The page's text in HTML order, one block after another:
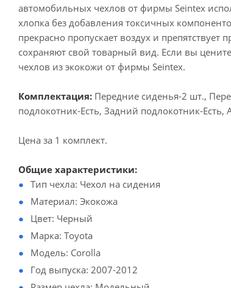
автомобильных чехлов от фирмы Seintex
хлопка без добавления токсичных
прекрасно пропускает воздух и
сохраняют свой товарный вид. Если вы
чехлов из экокожи от фирмы Seintex.
Комплектация: Передние сиденья-2 шт.,
подлокотник-Есть, Задний подлокотник-Есть,
Цена за 1 комплект.
Общие характеристики:
Тип чехла: Чехол на сидения
Материал: Экокожа
Цвет: Черный
Марка: Toyota
Модель: Corolla
Год выпуска: 2007-2012